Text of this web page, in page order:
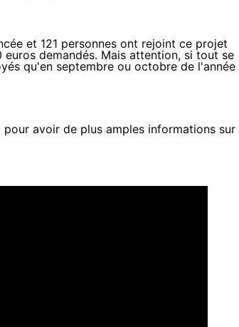
et 121 personnes ont rejoint ce projet
demandés. Mais attention, si tout se
qu'en septembre ou octobre de l'année
pour avoir de plus amples informations sur